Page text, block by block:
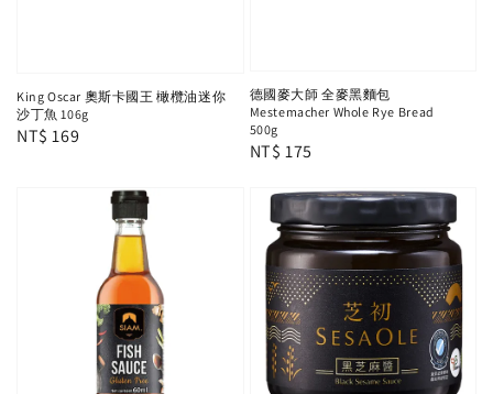
King Oscar 奧斯卡國王 橄欖油迷你
沙丁魚 106g
Regular
NT$ 169
德國麥大師 全麥黑麵包
Mestemacher Whole Rye Bread
500g
Regular
NT$ 175